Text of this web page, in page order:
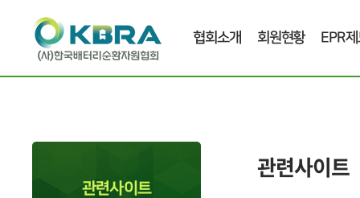
협회소개 회원현황 EPR
관련사이트
관련사이트